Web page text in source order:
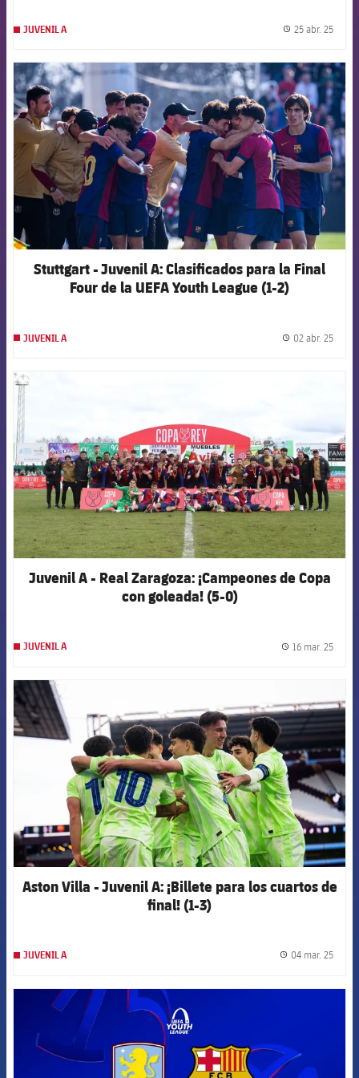
JUVENIL A 25 abr. 25
FCB Barcelona badge
Stuttgart - Juvenil A: Clasificados para la Final
Four de la UEFA Youth League (1-2)
JUVENIL A 02 abr. 25
Juvenil A - Real Zaragoza: ¡Campeones de Copa
con goleada! (5-0)
JUVENIL A 16 mar. 25
Aston Villa - Juvenil A: ¡Billete para los cuartos de
final! (1-3)
JUVENIL A 04 mar. 25